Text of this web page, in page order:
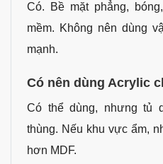
Có. Bề mặt phẳng,
mềm. Không nên dùng
mạnh.
Có nên dùng Acrylic
Có thể dùng, nhưng tủ
thùng. Nếu khu vực ẩm,
hơn MDF.